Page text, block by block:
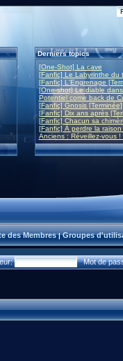
Derniers topics
[One-Shot] La cave
[Fanfic] Le Labyrinthe du
[Fanfic] L'Engrenage
[One-shot] Le diable
Potentiel come back de
[Fanfic] Gnosis [Terminée]
[Fanfic] Dix ans après
[Fanfic] Chacun sa
[Fanfic] À perdre la raison
Anciens : Réveillez-vous !
des Membres|Groupes
Mot de